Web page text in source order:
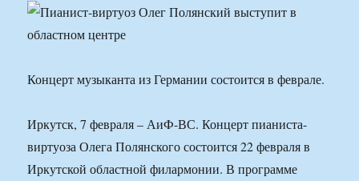
Концерт музыканта из Германии состоится в феврале.
Иркутск, 7 февраля – АиФ-ВС. Концерт пианиста-
виртуоза Олега Полянского состоится 22 февраля в
Иркутской областной филармонии. В программе